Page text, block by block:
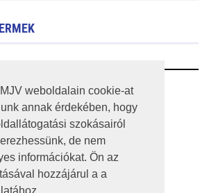
weboldalain cookie-at
annak érdekében, hogy
szokásairól
de nem
információkat. Ön az
hozzájárul a a
I ÁLLAPOTA